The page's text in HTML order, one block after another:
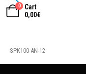
0
Cart
0,00€
SPK100-AN-12